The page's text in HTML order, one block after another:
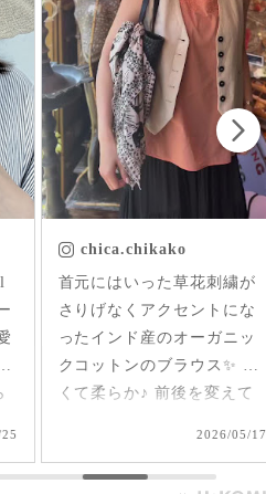
chica.chikako
首元にはいった草花刺繍が
さりげなくアクセントにな
ったインド産のオーガニッ
クコットンのブラウス✨ 軽
くて柔らか♪ 前後を変えて
で可愛いいけど、刺繍面を
2026/05/17